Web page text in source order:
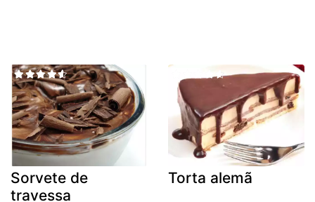
Sorvete de
travessa
Torta alemã